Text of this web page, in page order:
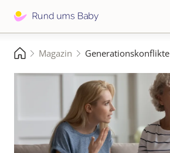
zum
Pfadnavigation
StartseiteMagazin Generationskonflikte